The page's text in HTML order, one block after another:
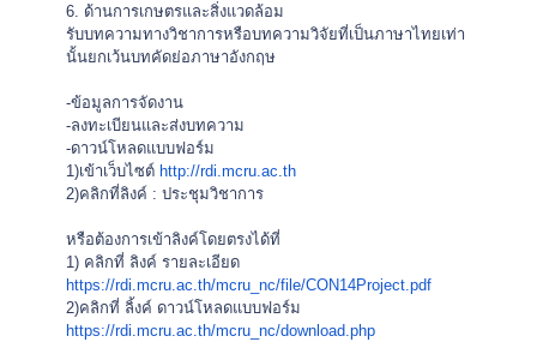
6. ด้านการเกษตรและสิ่งแวดล้อม
รับบทความทางวิชาการหรือบทความวิจัยที่เป็นภาษาไทยเท่า
นั้นยกเว้นบทคัดย่อภาษาอังกฤษ
-ข้อมูลการจัดงาน
-ลงทะเบียนและส่งบทความ
-ดาวน์โหลดแบบฟอร์ม
1)เข้าเว็บไซต์ http://rdi. mcru.ac.th
2)คลิกที่ลิงค์ : ประชุมวิชาการ
หรือต้องการเข้าลิงค์โดยตรงได้ที่
1) คลิกที่ ลิงค์ รายละเอียด
https://rdi.mcru.ac.th/mcru_ nc/file/CON14Project.pdf
2)คลิกที่ ลิ้งค์ ดาวน์โหลดแบบฟอร์ม
https://rdi.mcru.ac.th/mcru_ nc/download.php